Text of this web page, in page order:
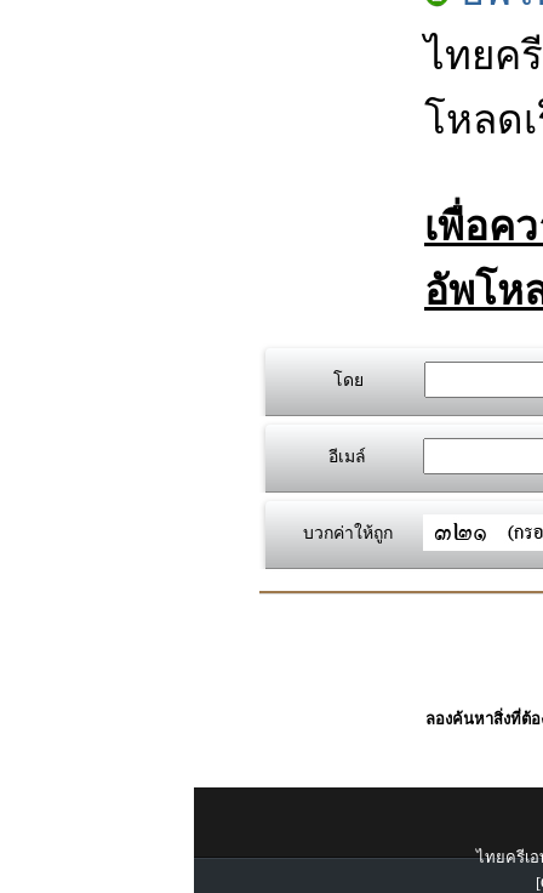
ไทยค
โหลด
เพื่อค
อัพโห
โดย
อีเมล์
บวกค่าให้ถูก
ลองค้นหาสิ่งที่ต้อ
ไทยครีเอ
[